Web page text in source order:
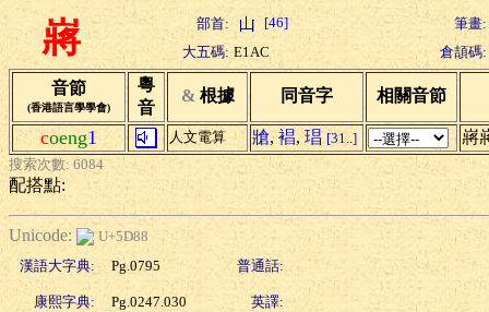
嶈 部首: [46]
筆畫:
大五碼: E1AC 倉頡碼:
音節
(香港語言學學會)
粵
音
& 根據 同音字 相關音節
coeng1 人文電算 牄, 裮, 琩 [31..] 嶈
搜索次數: 6084
配搭點:
Unicode:
U+5D88
漢語大字典:
Pg.0795 普通話:
康熙字典: Pg.0247.030 英譯: